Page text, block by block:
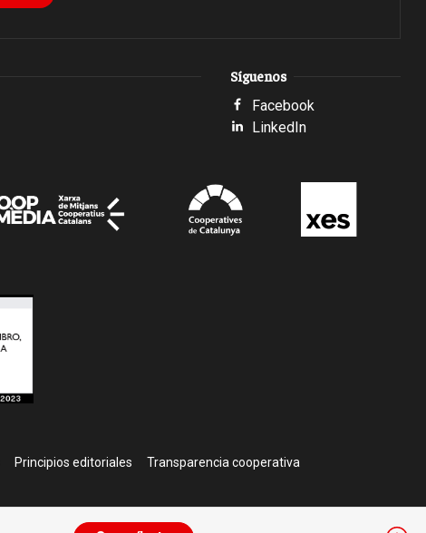
Síguenos
Facebook
LinkedIn
Principios editoriales Transparencia cooperativa